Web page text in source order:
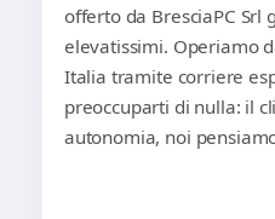
offerto da BresciaPC Srl
elevatissimi. Operiamo
Italia tramite corriere
preoccuparti di nulla: il
autonomia, noi